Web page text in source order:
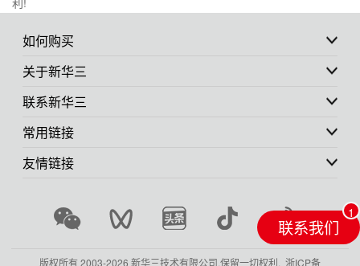
如何购买
关于新华三
联系新华三
常用链接
友情链接
版权所有 2003-2026 新华三技术有限公司.保留一切权利. 浙ICP备
联系我们